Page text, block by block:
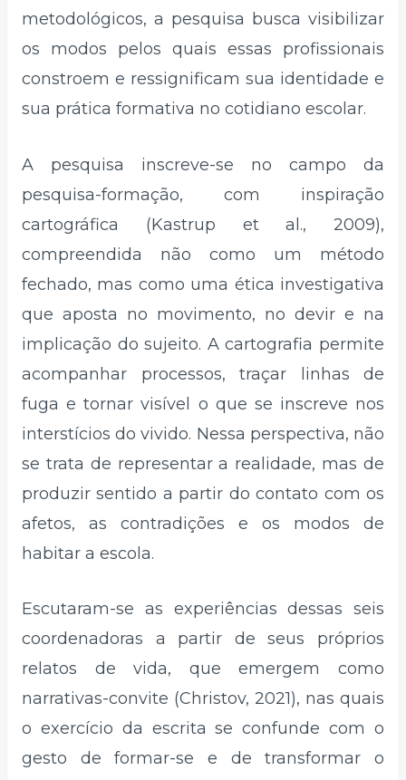
metodológicos, a pesquisa busca visibilizar
os modos pelos quais essas profissionais
constroem e ressignificam sua identidade e
sua prática formativa no cotidiano escolar.
A pesquisa inscreve-se no campo da
pesquisa-formação, com inspiração
cartográfica (Kastrup et al., 2009),
compreendida não como um método
fechado, mas como uma ética investigativa
que aposta no movimento, no devir e na
implicação do sujeito. A cartografia permite
acompanhar processos, traçar linhas de
fuga e tornar visível o que se inscreve nos
interstícios do vivido. Nessa perspectiva, não
se trata de representar a realidade, mas de
produzir sentido a partir do contato com os
afetos, as contradições e os modos de
habitar a escola.
Escutaram-se as experiências dessas seis
coordenadoras a partir de seus próprios
relatos de vida, que emergem como
narrativas-convite (Christov, 2021), nas quais
o exercício da escrita se confunde com o
gesto de formar-se e de transformar o